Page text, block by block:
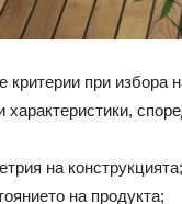
критерии при избора
характеристики,
на конструкцията;
на продукта;